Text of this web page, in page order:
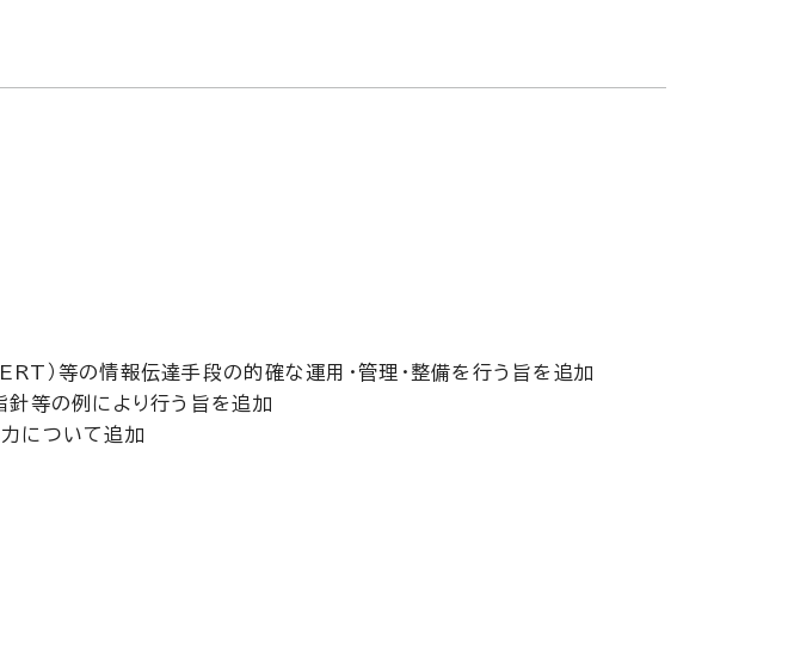
）等の情報伝達手段の的確な運用・管理・整備を行う旨を追加
針等の例により行う旨を追加
について追加